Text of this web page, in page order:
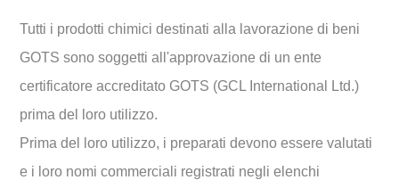
Tutti i prodotti chimici destinati alla lavorazione di beni
GOTS sono soggetti all'approvazione di un ente
certificatore accreditato GOTS (GCL International Ltd.)
prima del loro utilizzo.
Prima del loro utilizzo, i preparati devono essere valutati
e i loro nomi commerciali registrati negli elenchi